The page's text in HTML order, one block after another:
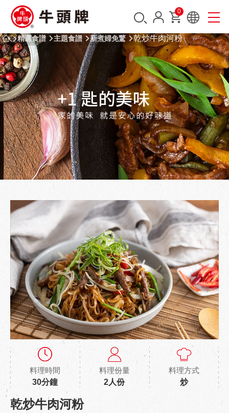
0
精選食譜 主題食譜 新煮婦免驚 乾炒牛肉河粉
料理時間
30分鐘
料理份量
2人份
料理方式
炒
乾炒牛肉河粉